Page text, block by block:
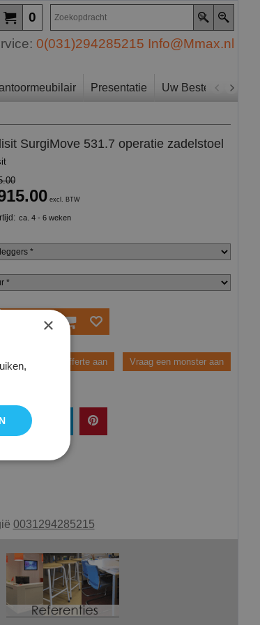
0
0(031)294285215 Info@Mmax.nl
Presentatie Uw Bestelling
SurgiMove 531.7 operatie zadelstoel
excl. BTW
ca. 4 - 6 weken
Vraag een offerte aan Vraag een monster aan
0031294285215
×